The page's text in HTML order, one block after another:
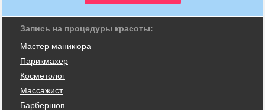
Запись на процедуры красоты:
Мастер маникюра
Парикмахер
Косметолог
Массажист
Барбершоп